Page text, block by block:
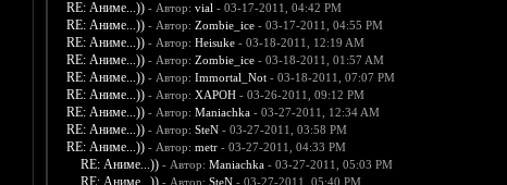
RE: Аниме...)) - Автор: vial - 03-17-2011, 04:42 PM
RE: Аниме...)) - Автор: Zombie_ice- 03-17-2011, 04:55 PM
RE: Аниме...)) - Автор: Heisuke- 03-18-2011, 12:19 AM
RE: Аниме...)) - Автор: Zombie_ice- 03-18-2011, 01:57 AM
RE: Аниме...)) - Автор: Immortal_Not- 03-18-2011, 07:07 PM
RE: Аниме...)) - Автор: XAPOH- 03-26-2011, 09:12 PM
RE: Аниме...)) - Автор: Maniachka- 03-27-2011, 12:34 AM
RE: Аниме...)) - Автор: SteN- 03-27-2011, 03:58 PM
RE: Аниме...)) - Автор: metr- 03-27-2011, 04:33 PM
RE: Аниме...)) - Автор: Maniachka- 03-27-2011, 05:03 PM
RE: Аниме...)) - Автор: SteN- 03-27-2011, 05:40 PM